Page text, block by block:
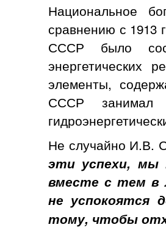
Национальное
сравнению с 1913
СССР было
энергетических
элементы,
СССР
Не случайно И.В.
эти успехи, мы
вместе с тем в
не успокоятся
тому, чтобы